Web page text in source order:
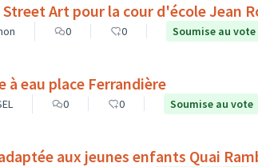
Art pour la cour d'école Jean
0 0 Soumise au vote
à eau place Ferrandière
0 0 Soumise au vote
aux jeunes enfants Quai